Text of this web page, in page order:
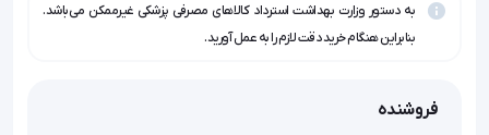
به دستور وزارت بهداشت استرداد کالاهای مصرفی پزشکی غیرممکن می‌باشد.
بنابراین هنگام خرید دقت لازم را به عمل آورید.
فروشنده